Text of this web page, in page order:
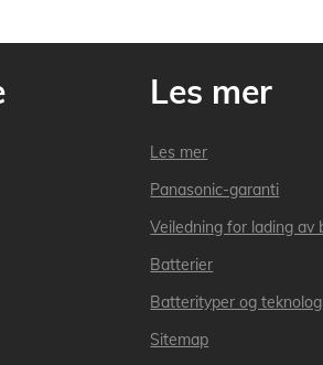
Les mer
Les mer
Panasonic-garanti
Veiledning for lading av
Batterier
Batterityper og
Sitemap